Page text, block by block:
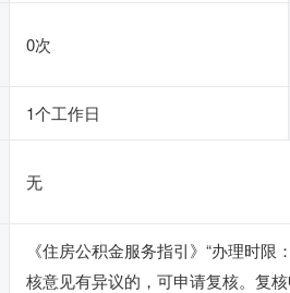
0次
1个工作日
无
《住房公积金服务指引》“办理时
核意见有异议的，可申请复核。复